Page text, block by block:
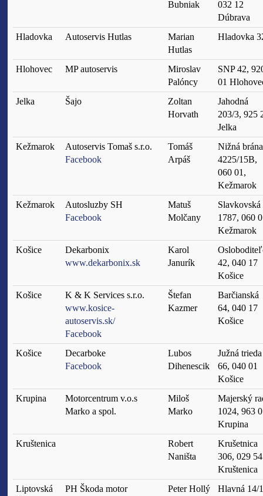
Bubniak
032 12
Dúbrava
Hladovka
Autoservis Hutlas
Marian
Hutlas
Hladovka
Hlohovec MP autoservis
Miroslav
Palóncy
SNP 42,
01
Jelka
Šajo
Zoltan
Horvath
Jahodná
203/3, 925
Jelka
Kežmarok
Autoservis Tomaš s.r.o.
Facebook
Tomáš
Arpáš
Nižná brána
4225/15B,
060 01,
Kežmarok
Kežmarok
Autosluzby SH
Facebook
Matuš
Molčany
Slavkovská
1787, 060
Kežmarok
Košice
Dekarbonix
www.dekarbonix.sk
Karol
Janurík
42, 040 17
Košice
Košice
K & K Services s.r.o.
www.kosice-
autoservis.sk/
Facebook
Štefan
Kazmer
Barčianská
64, 040 17
Košice
Košice
Decarboke
Facebook
Lubos
Dihenescik
Južná trieda
66, 040 01
Košice
Krupina
Motorcentrum v.o.s
Marko a spol.
Miloš
Marko
Majerský
1024, 963
Krupina
Kruštenica
Robert
Naništa
Krušetnica
306, 029 54
Kruštenica
Liptovská
PH Škoda motor
Peter Hollý
Hlavná 14/